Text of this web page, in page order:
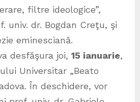
filtre ideologice”,
univ. dr. Bogdan Creţu, şi
eminesciană.
desfăşura joi, 15 ianuarie,
Universitar „Beato
În deschidere, vor